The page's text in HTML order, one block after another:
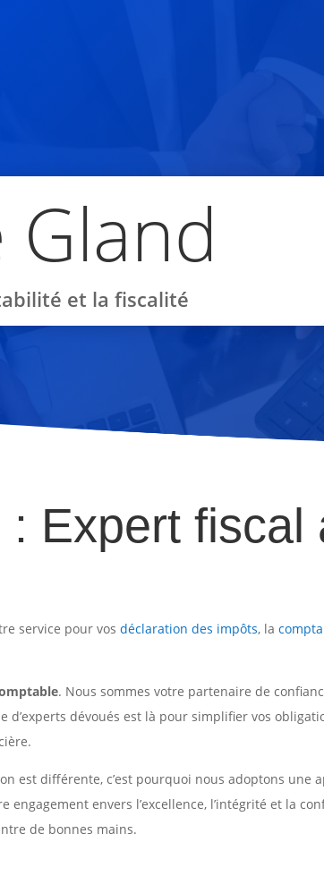
Gland
et la fiscalité
Expert fiscal
service pour vosdéclaration des impôts, la
. Nous sommes votre partenaire de
d’experts dévoués est là pour simplifier vos
est différente, c’est pourquoi nous adoptons une
engagement envers l’excellence, l’intégrité et la
de bonnes mains.